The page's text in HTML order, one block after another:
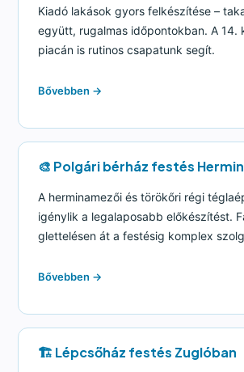
Kiadó lakások gyors felkészítése –
együtt, rugalmas időpontokban. A 14.
piacán is rutinos csapatunk segít.
Bővebben →
🎨 Polgári bérház festés
A herminamezői és törökőri régi
igénylik a legalaposabb előkészítést.
glettelésen át a festésig komplex
Bővebben →
🏗️ Lépcsőház festés Zuglóban